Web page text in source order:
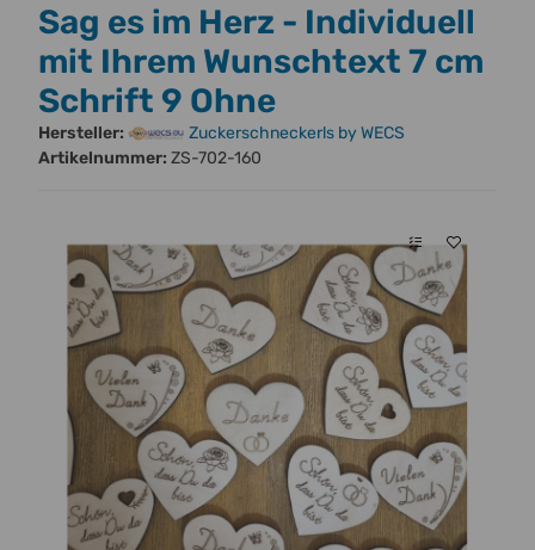
Sag es im Herz - Individuell
mit Ihrem Wunschtext 7 cm
Schrift 9 Ohne
Hersteller:
Zuckerschneckerls by WECS
Artikelnummer: ZS-702-160